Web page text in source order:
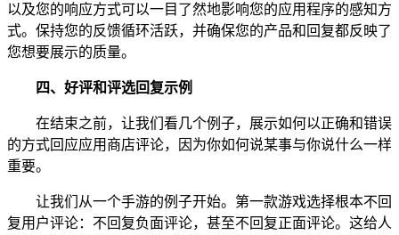
以及您的响应方式可以一目了然地影响您的应用程序的感知方
式。保持您的反馈循环活跃，并确保您的产品和回复都反映了
您想要展示的质量。
四、 好评和评选回复示例
在结束之前，让我们看几个例子，展示如何以正确和错误
的方式回应应用商店评论，因为你如何说某事与你说什么一样
重要。
让我们从一个手游的例子开始。第一款游戏选择根本不回
复用户评论：不回复负面评论，甚至不回复正面评论。这给人